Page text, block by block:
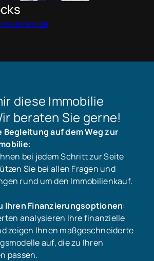
diese Immobilie
beraten Sie gerne!
Begleitung auf dem Weg zur
:
bei jedem Schritt zur Seite
Sie bei allen Fragen und
rund um den Immobilienkauf.
Ihren Finanzierungsoptionen:
analysieren Ihre finanzielle
zeigen Ihnen maßgeschneiderte
auf, die zu Ihren
passen.